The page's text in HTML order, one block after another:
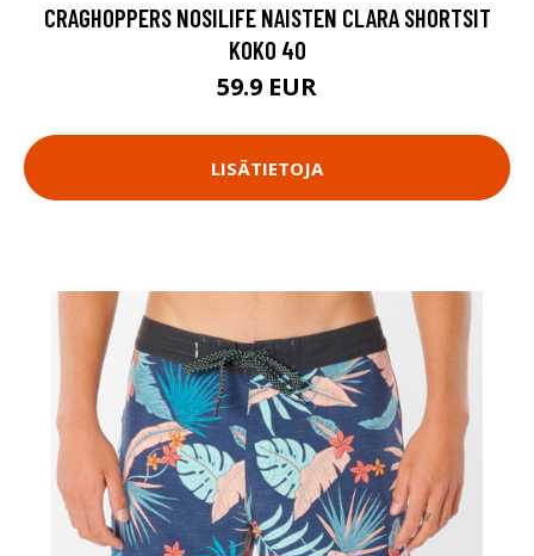
CRAGHOPPERS NOSILIFE NAISTEN CLARA SHORTSIT
KOKO 40
59.9 EUR
LISÄTIETOJA